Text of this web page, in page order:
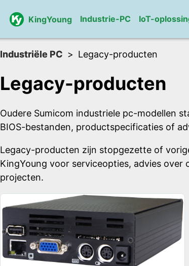
KingYoung Industrie-PC IoT-
Industriële PC Legacy-producten
Legacy-producten
Oudere Sumicom industriele pc-modellen
BIOS-bestanden, productspecificaties of
Legacy-producten zijn stopgezette of
KingYoung voor serviceopties, advies
projecten.